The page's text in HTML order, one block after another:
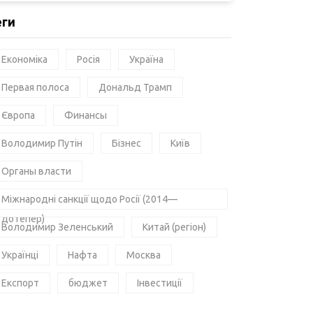
Економіка Росія Україна
Первая полоса Дональд Трамп
Європа Финансы
Володимир Путін Бізнес Київ
Органы власти
Міжнародні санкції щодо Росії (2014—
дотепер)
Володимир Зеленський Китай (регіон)
Українці Нафта Москва
Експорт бюджет Інвестиції